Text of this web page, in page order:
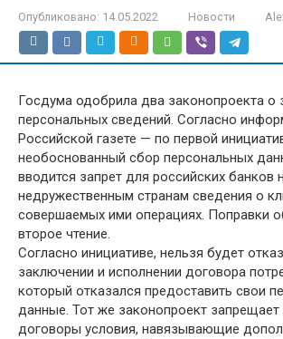
Опубликовано: 14.05.2022 Новости
Госдума одобрила два законопроекта о
персональных сведений. Согласно
Российской газете — по первой
необоснованный сбор персональных
вводится запрет для российских банков
недружественным странам сведения о
совершаемых ими операциях. Поправки
второе чтение.
Согласно инициативе, нельзя будет
заключении и исполнении договора
который отказался предоставить свои
данные. Тот же законопроект запрещает
договоры условия, навязывающие